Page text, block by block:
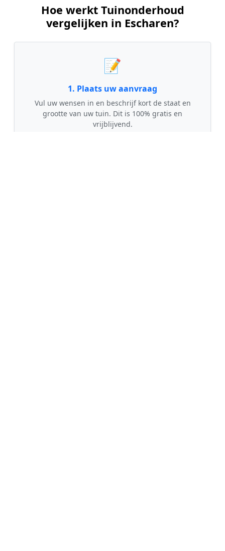
Hoe werkt Tuinonderhoud
vergelijken in Escharen?
📝
1. Plaats uw aanvraag
Vul uw wensen in en beschrijf kort de staat en
grootte van uw tuin. Dit is 100% gratis en
vrijblijvend.